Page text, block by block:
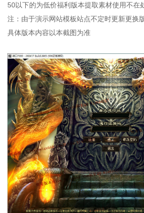
50以下的为低价福利版本提取素材使用不在
注：由于演示网站模板站点不定时更新更换
具体版本内容以本截图为准